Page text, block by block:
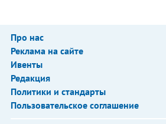
Про нас
Реклама на сайте
Ивенты
Редакция
Политики и стандарты
Пользовательское соглашение